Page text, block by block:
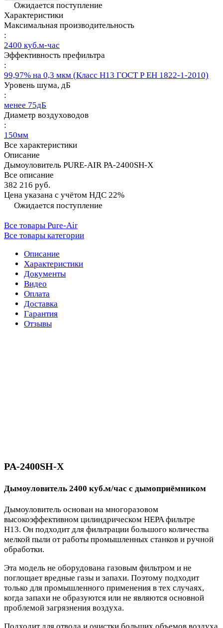
Ожидается поступление
Характеристики
Максимальная производительность
:
2400 куб.м-час
Эффективность префильтра
:
99,97% на 0,3 мкм (Класс Н13 ГОСТ Р ЕН 1822-1-2010)
Уровень шума, дБ
:
менее 75дБ
Диаметр воздуховодов
:
150мм
Все характеристики
Описание
Дымоуловитель PURE-AIR PA-2400SH-X
Все описание
382 216 руб.
Цена указана с учётом НДС 22%
Ожидается поступление
Все товары Pure-Air
Все товары категории
Описание
Характеристики
Документы
Видео
Оплата
Доставка
Гарантия
Отзывы
PA-2400SH-X
Дымоуловитель 2400 куб.м/час с дымоприёмником
Дымоуловитель основан на многоразовом
высокоэффективном цилиндрическом HEPA фильтре
H13. Он подходит для фильтрации большого количества
мелкой пыли от работы промышленных станков и ручной
обработки.
Эта модель не оборудована газовым фильтром и не
поглощает вредные газы и запахи. Поэтому подходит
только для промышленного применения в тех случаях,
когда запахи не образуются или не являются основной
проблемой загрязнения воздуха.